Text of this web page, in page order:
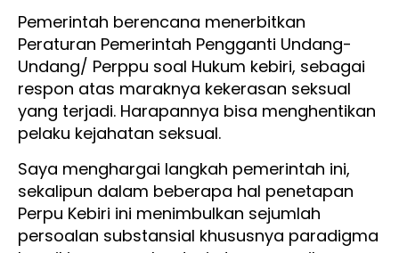
Pemerintah berencana menerbitkan
Peraturan Pemerintah Pengganti Undang-
Undang/ Perppu soal Hukum kebiri, sebagai
respon atas maraknya kekerasan seksual
yang terjadi. Harapannya bisa menghentikan
pelaku kejahatan seksual.
Saya menghargai langkah pemerintah ini,
sekalipun dalam beberapa hal penetapan
Perpu Kebiri ini menimbulkan sejumlah
persoalan substansial khususnya paradigma